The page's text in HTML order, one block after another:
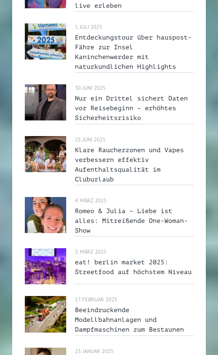
live erleben
1. JULI 2025
Entdeckungstour über hauspost-
Fähre zur Insel
Kaninchenwerder mit
naturkundlichen Highlights
30. JUNI 2025
Nur ein Drittel sichert Daten
vor Reisebeginn – erhöhtes
Sicherheitsrisiko
25. JUNI 2025
Klare Raucherzonen und Vapes
verbessern effektiv
Aufenthaltsqualität im
Cluburlaub
4. MÄRZ 2025
Romeo & Julia – Liebe ist
alles: Mitreißende One-Woman-
Show
3. MÄRZ 2025
eat! berlin market 2025:
Streetfood auf höchstem Niveau
17. FEBRUAR 2025
Beeindruckende
Modellbahnanlagen und
Dampfmaschinen zum Bestaunen
23. JANUAR 2025